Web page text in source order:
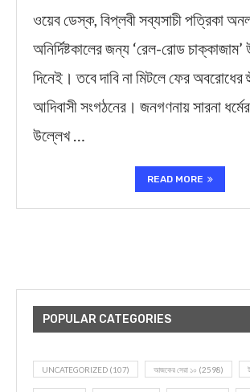
ওয়েব ডেস্ক, বিপ্লবী সব্যসাচী পত্রিকা
অনির্দিষ্টকালের জন্য ‘রেল-রোড
দিনেই। তবে দাবি না মিটলে ফের অবরোধের
আদিবাসী সংগঠনের। জনগণনায় সারনা
উল্লেখ …
READ MORE
POPULAR CATEGORIES
UNCATEGORIZED (107) আজকের সেরা ১০ (2598)